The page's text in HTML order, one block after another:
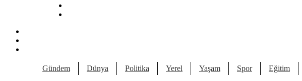
Gündem Dünya Politika Yerel Yaşam Spor Eğitim